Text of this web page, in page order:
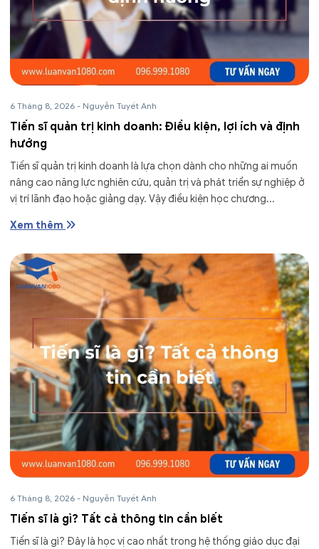
6 Tháng 8, 2026 - Nguyễn Tuyết Anh
Tiến sĩ quản trị kinh doanh: Điều kiện, lợi ích và định
hướng
Tiến sĩ quản trị kinh doanh là lựa chọn dành cho những ai muốn
nâng cao năng lực nghiên cứu, quản trị và phát triển sự nghiệp ở
vị trí lãnh đạo hoặc giảng dạy. Vậy điều kiện học chương...
Xem thêm
6 Tháng 8, 2026 - Nguyễn Tuyết Anh
Tiến sĩ là gì? Tất cả thông tin cần biết
Tiến sĩ là gì? Đây là học vị cao nhất trong hệ thống giáo dục đại